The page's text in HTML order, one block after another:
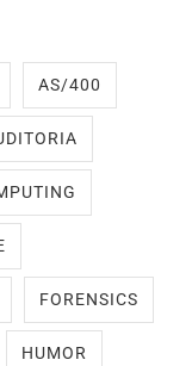
AS/400
FORENSICS
HUMOR